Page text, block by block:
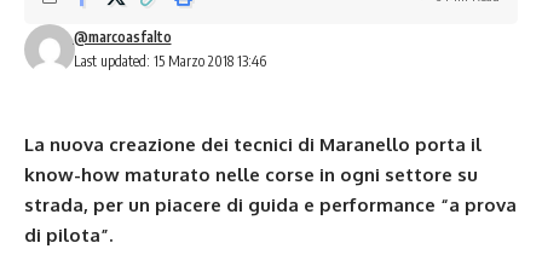
Last updated: 15 Marzo 2018 13:46
@marcoasfalto
La nuova creazione dei tecnici di Maranello porta il
know-how maturato nelle corse in ogni settore su
strada, per un piacere di guida e performance “a prova
di pilota”.